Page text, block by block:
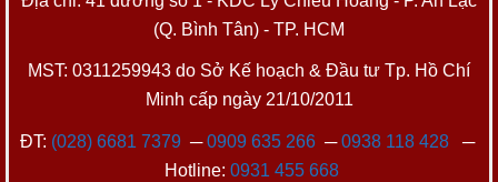
(Q. Bình Tân) - TP. HCM
MST: 0311259943 do Sở Kế hoạch & Đầu tư Tp. Hồ Chí
Minh cấp ngày 21/10/2011
ĐT: (028) 6681 7379 ─0909 635 266─0938 118 428─
Hotline: 0931 455 668